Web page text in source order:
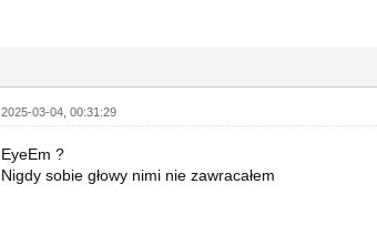
2025-03-04, 00:31:29
EyeEm ?
Nigdy sobie głowy nimi nie zawracałem